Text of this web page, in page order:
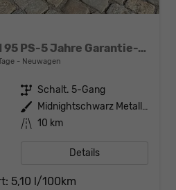
Edition Plus-1,0 TSI 95 PS-5 Jahre Garantie-Tempomat ACC-LED-Winterpaket-16 Zoll-Sofort
Neuwagen
Getriebe Schalt. 5-Gang
Außenfarbe
Midnightschwarz Metallic
Kilometerstand 10 km
Details
5,10 l/100km